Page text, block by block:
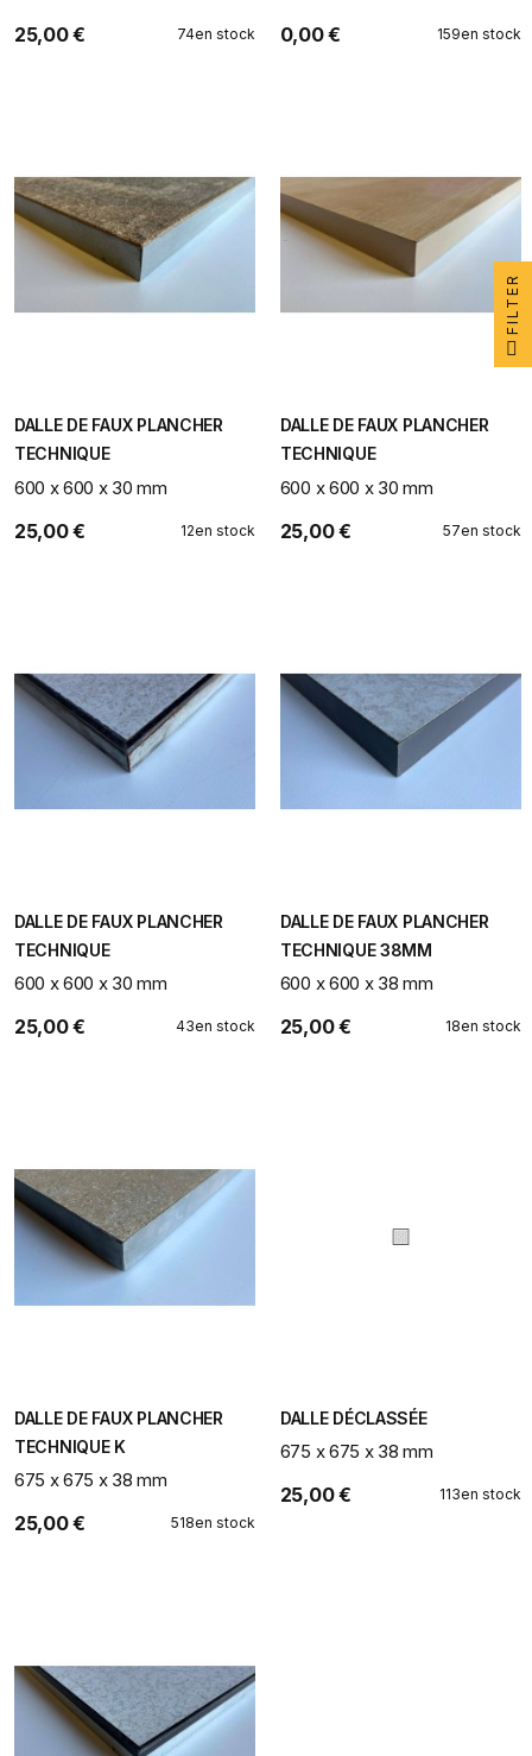
25,00 € 74en stock 0,00 € 159en stock
DALLE DE FAUX PLANCHER
TECHNIQUE
600 x 600 x 30 mm
25,00 € 12en stock
DALLE DE FAUX PLANCHER
TECHNIQUE
600 x 600 x 30 mm
25,00 € 57en stock
DALLE DE FAUX PLANCHER
TECHNIQUE
600 x 600 x 30 mm
25,00 € 43en stock
DALLE DE FAUX PLANCHER
TECHNIQUE 38MM
600 x 600 x 38 mm
25,00 € 18en stock
DALLE DE FAUX PLANCHER
TECHNIQUE K
675 x 675 x 38 mm
25,00 € 518en stock
DALLE DÉCLASSÉE
675 x 675 x 38 mm
25,00 € 113en stock
FILTER